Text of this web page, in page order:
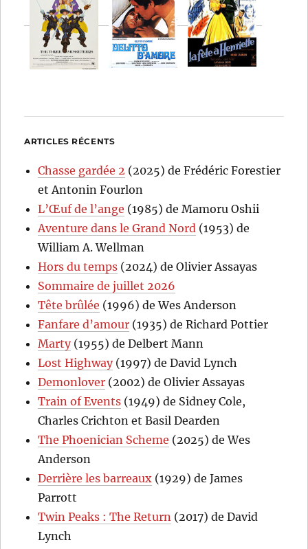
ARTICLES RÉCENTS
Chasse gardée 2 (2025) de Frédéric Forestier
et Antonin Fourlon
L’Œuf de l’ange (1985) de Mamoru Oshii
Aventure dans le Grand Nord (1953) de
William A. Wellman
Hors du temps (2024) de Olivier Assayas
Sommaire de juillet 2026
Tête brûlée (1996) de Wes Anderson
Fanfare d’amour (1935) de Richard Pottier
Marty(1955) de Delbert Mann
Lost Highway(1997) de David Lynch
Demonlover (2002) de Olivier Assayas
Train of Events (1949) de Sidney Cole,
Charles Crichton et Basil Dearden
The Phoenician Scheme (2025) de Wes
Anderson
Derrière les barreaux (1929) de James
Parrott
Twin Peaks : The Return (2017) de David
Lynch